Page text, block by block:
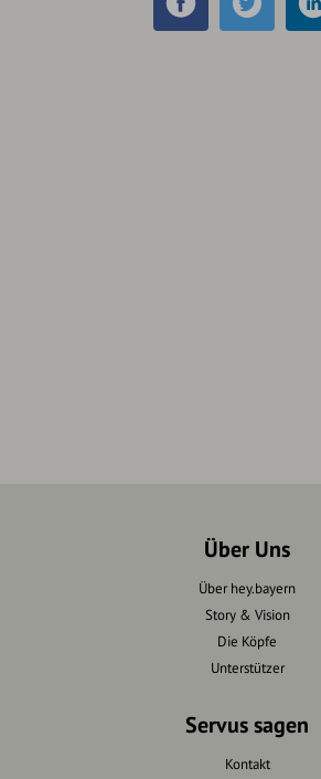
Über Uns
Über hey.bayern
Story & Vision
Die Köpfe
Unterstützer
Servus sagen
Kontakt